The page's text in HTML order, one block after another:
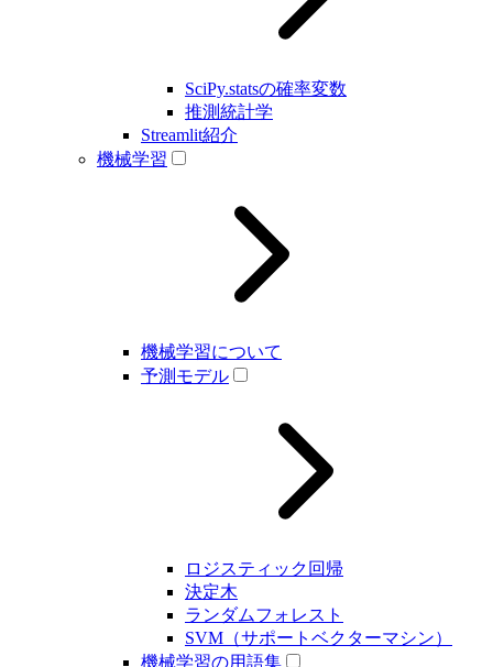
SciPy.statsの確率変数
推測統計学
Streamlit紹介
機械学習
機械学習について
予測モデル
ロジスティック回帰
決定木
ランダムフォレスト
SVM（サポートベクターマシン）
機械学習の用語集